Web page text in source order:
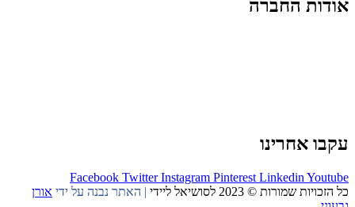
אודות החברה
עקבו אחרינו
Facebook Twitter Instagram Pinterest Linkedin Youtube
כל הזכויות שמורות © 2023 לסושיאל ליידי
| האתר נבנה על ידי אורן